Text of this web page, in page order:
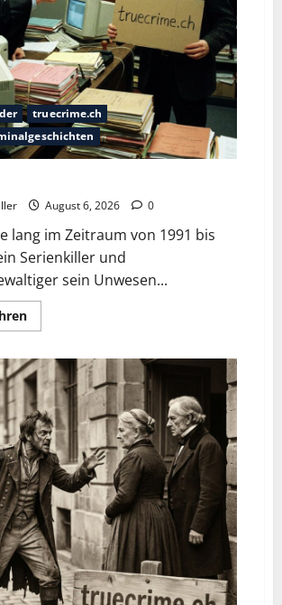
truecrime.ch
August 6, 2026 0
lang im Zeitraum von 1991 bis
Serienkiller und
sein Unwesen...